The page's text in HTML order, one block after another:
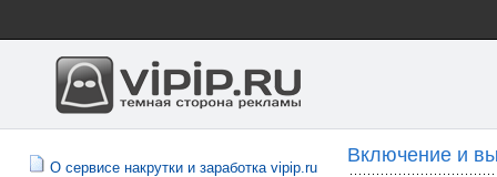
О сервисе накрутки и заработка vipip.ru
Включение и